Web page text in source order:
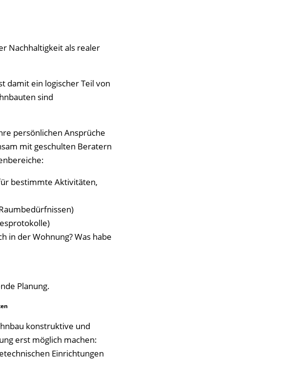
Nachhaltigkeit als realer
damit ein logischer Teil von
sind
persönlichen Ansprüche
mit geschulten Beratern
bestimmte Aktivitäten,
in der Wohnung? Was habe
Planung.
konstruktive und
erst möglich machen:
Einrichtungen